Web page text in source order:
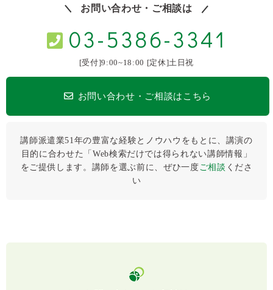
お問い合わせ・ご相談は
03-5386-3341
[受付]9:00~18:00 [定休]土日祝
お問い合わせ・ご相談はこちら
講師派遣業51年の豊富な経験とノウハウをもとに、講演の
目的に合わせた「Web検索だけでは得られない講師情報」
をご提供します。講師を選ぶ前に、ぜひ⼀度ご相談 くださ
い